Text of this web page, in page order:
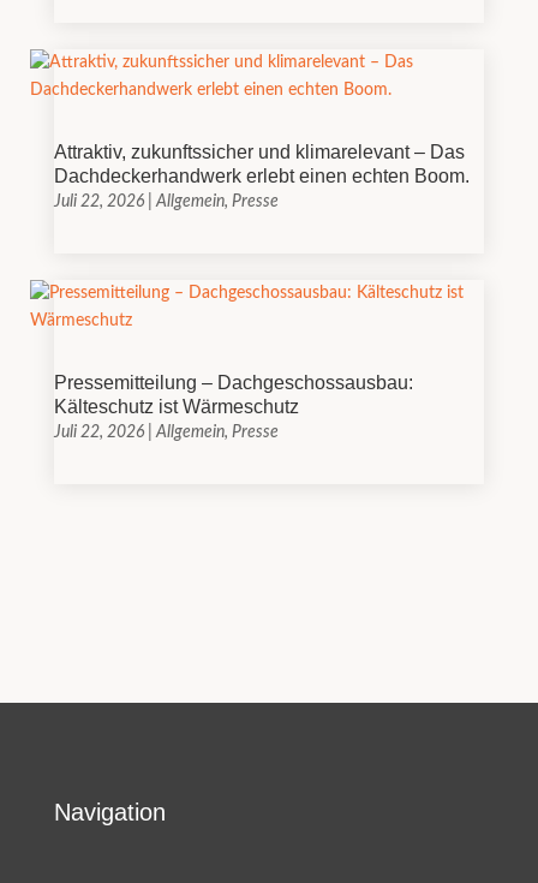
Attraktiv, zukunftssicher und klimarelevant – Das
Dachdeckerhandwerk erlebt einen echten Boom.
Juli 22, 2026|Allgemein, Presse
Pressemitteilung – Dachgeschossausbau:
Kälteschutz ist Wärmeschutz
Juli 22, 2026|Allgemein, Presse
Navigation